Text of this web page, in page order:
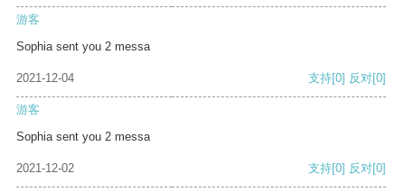
游客
Sophia sent you 2 messa
2021-12-04 支持[0] 反对[0]
游客
Sophia sent you 2 messa
2021-12-02 支持[0] 反对[0]